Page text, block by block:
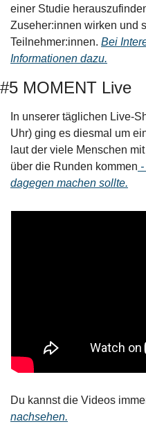
einer Studie
Zuseher:innen wirken und
Teilnehmer:innen. Bei
Informationen dazu.
#5 MOMENT Live
In unserer täglichen Live-
Uhr) ging es diesmal um
laut der viele Menschen
über die Runden kommen
dagegen machen sollte.
Du kannst die Videos
nachsehen.